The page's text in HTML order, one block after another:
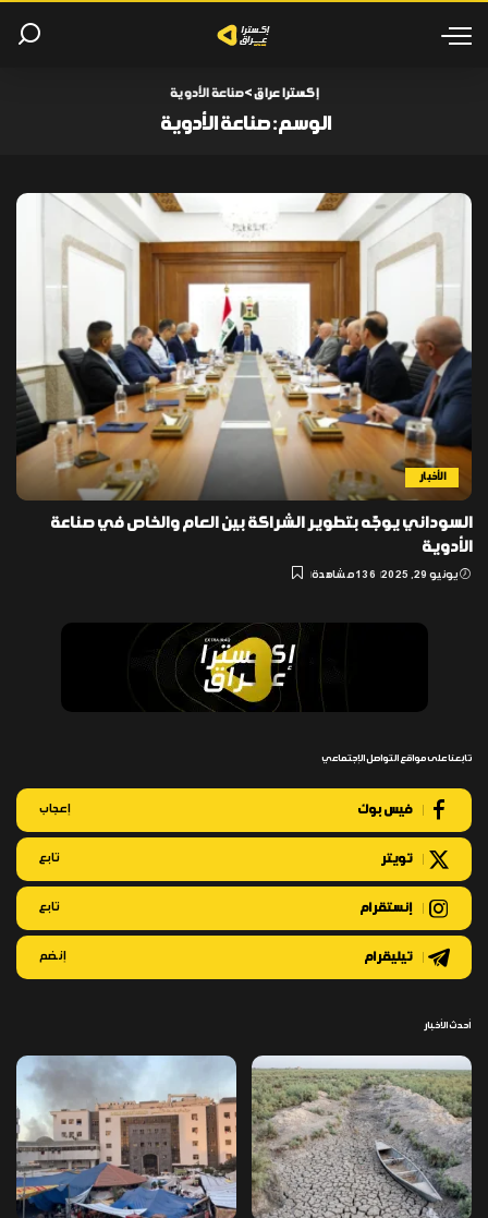
إكسترا عراق>صناعة الأدوية
الوسم:صناعة الأدوية
الأخبار
السوداني يوجّه بتطوير الشراكة بين العام والخاص في صناعة
الأدوية
يونيو 29, 2025 136 مشاهدة
تابعنا على مواقع التواصل الإجتماعي
فيس بوك إعجاب
تويتر تابع
إنستقرام تابع
تيليقرام إنضم
أحدث الأخبار